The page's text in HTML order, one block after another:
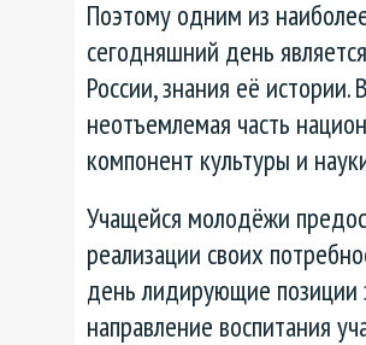
Поэтому одним из
сегодняшний день
России, знания её
неотъемлемая часть
компонент культуры и
Учащейся молодёжи
реализации своих
день лидирующие позиции
направление воспитания